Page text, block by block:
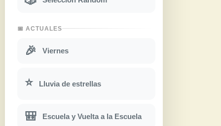
📅 ACTUALES
🎉 Viernes
⭐ Lluvia de estrellas
🎒 Escuela y Vuelta a la Escuela